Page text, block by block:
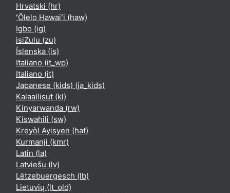
Hrvatski ‎(hr)‎
ʻŌlelo Hawaiʻi ‎(haw)‎
Igbo ‎(ig)‎
isiZulu ‎(zu)‎
Íslenska ‎(is)‎
Italiano ‎(it_wp)‎
Italiano ‎(it)‎
Japanese (kids) ‎(ja_kids)‎
Kalaallisut ‎(kl)‎
Kinyarwanda ‎(rw)‎
Kiswahili ‎(sw)‎
Kreyòl Ayisyen ‎(hat)‎
Kurmanji ‎(kmr)‎
Latin ‎(la)‎
Latviešu ‎(lv)‎
Lëtzebuergesch ‎(lb)‎
Lietuvių ‎(lt_old)‎